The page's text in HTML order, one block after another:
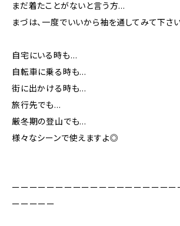
まだ着たことがないと言う方…
まづは、一度でいいから袖を通してみて下さい
自宅にいる時も…
自転車に乗る時も…
街に出かける時も…
旅行先でも…
厳冬期の登山でも…
様々なシーンで使えますよ◎
ーーーーーーーーーーーーーーーーーーー
ーーーーー